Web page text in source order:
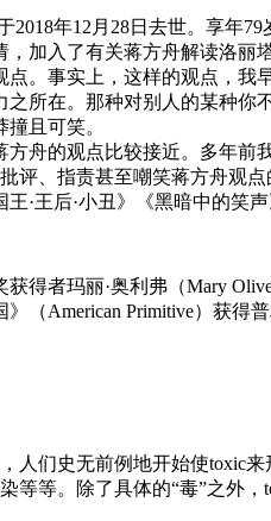
2018年12月28日去世。享年79
加入了有关蒋方舟解读洛丽
点。事实上，这样的观点，我
之所在。那种对别人的某种
且可笑。
舟的观点比较接近。多年前
评、指责甚至嘲笑蒋方舟观
·王后·小丑》《黑暗中的笑
得者玛丽·奥利弗（Mary
（American Primitive）获得
人们史无前例地开始使toxic
等等。除了具体的“毒”之外